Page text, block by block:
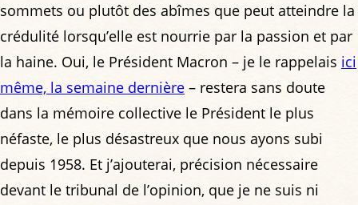
sommets ou plutôt des abîmes que peut atteindre la
crédulité lorsqu’elle est nourrie par la passion et par
la haine. Oui, le Président Macron – je le rappelais ici
même, la semaine dernière – restera sans doute
dans la mémoire collective le Président le plus
néfaste, le plus désastreux que nous ayons subi
depuis 1958. Et j’ajouterai, précision nécessaire
devant le tribunal de l’opinion, que je ne suis ni